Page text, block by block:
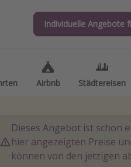
Individuelle Angebote
Airbnb Städtereisen
Individuelle
Airbnb Städtereisen
Dieses Angebot ist schon
hier angezeigten Preise
können von den jetzigen